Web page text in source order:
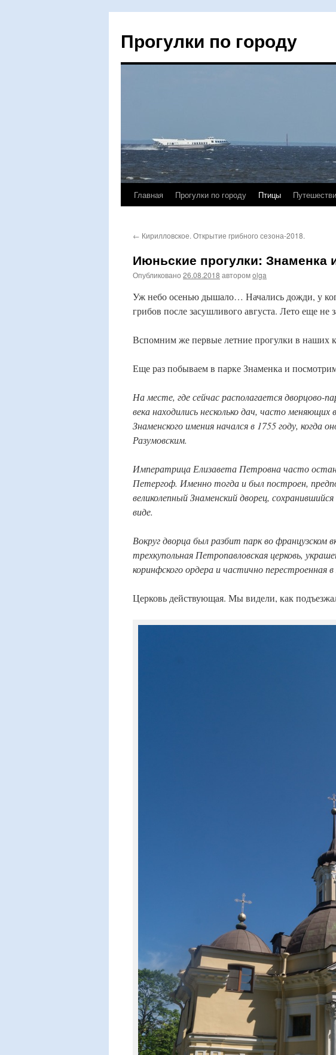
Прогулки по городу
Перейти
содержимому
Главная Прогулки по городу Птицы
← Кирилловское. Открытие грибного сезона-2018.
Июньские прогулки: Знаменка
Опубликовано 26.08.2018 авторомolga
Уж небо осенью дышало… Начались дожди, у
грибов после засушливого августа. Лето еще не
Вспомним же первые летние прогулки в наших
Еще раз побываем в парке Знаменка и
На месте, где сейчас располагается дворцово-
века находились несколько дач, часто
Знаменского имения начался в 1755 году, когда
Разумовским.
Императрица Елизавета Петровна часто
Петергоф. Именно тогда и был построен,
великолепный Знаменский дворец,
виде.
Вокруг дворца был разбит парк во французском
трехкупольная Петропавловская церковь,
коринфского ордера и частично перестроенная в
Церковь действующая. Мы видели, как